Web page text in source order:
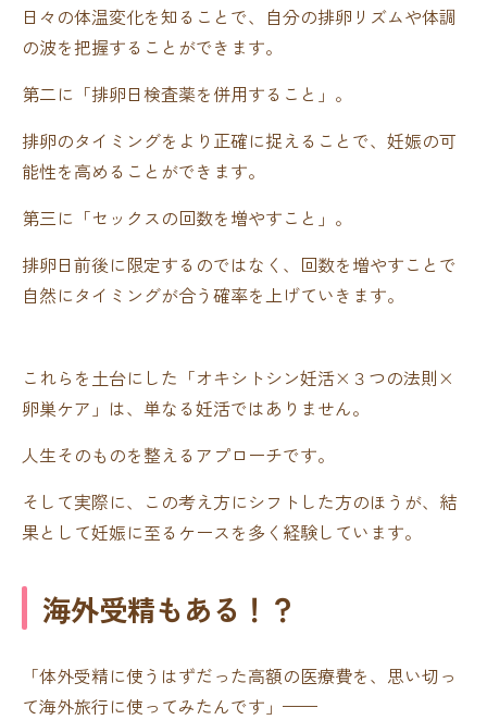
日々の体温変化を知ることで、自分の排卵リズムや体調
の波を把握することができます。
第二に「排卵日検査薬を併用すること」。
排卵のタイミングをより正確に捉えることで、妊娠の可
能性を高めることができます。
第三に「セックスの回数を増やすこと」。
排卵日前後に限定するのではなく、回数を増やすことで
自然にタイミングが合う確率を上げていきます。
これらを土台にした「オキシトシン妊活×３つの法則×
卵巣ケア」は、単なる妊活ではありません。
人生そのものを整えるアプローチです。
そして実際に、この考え方にシフトした方のほうが、結
果として妊娠に至るケースを多く経験しています。
海外受精もある！？
「体外受精に使うはずだった高額の医療費を、思い切っ
て海外旅行に使ってみたんです」——